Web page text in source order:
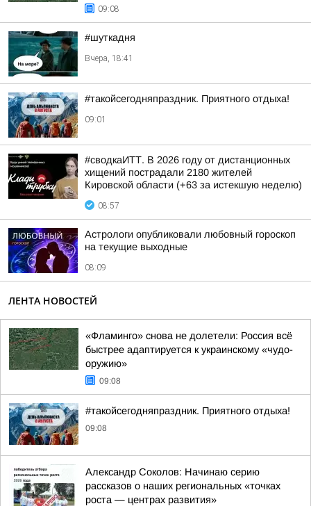
09:08
#шуткадня
Вчера, 18:41
#такойсегодняпраздник. Приятного отдыха!
09:01
#сводкаИТТ. В 2026 году от дистанционных
хищений пострадали 2180 жителей
Кировской области (+63 за истекшую неделю)
08:57
Астрологи опубликовали любовный гороскоп
на текущие выходные
08:09
ЛЕНТА НОВОСТЕЙ
«Фламинго» снова не долетели: Россия всё
быстрее адаптируется к украинскому «чудо-
оружию»
09:08
#такойсегодняпраздник. Приятного отдыха!
09:08
Александр Соколов: Начинаю серию
рассказов о наших региональных «точках
роста — центрах развития»